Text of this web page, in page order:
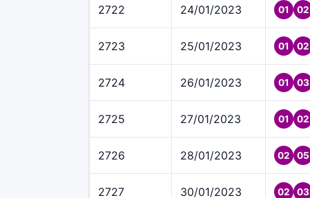
2722 24/01/2023 01 02
2723 25/01/2023 01 02
2724 26/01/2023 01 03
2725 27/01/2023 01 02
2726 28/01/2023 02 05
2727 30/01/2023 02 03